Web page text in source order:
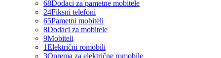
68Dodaci za pametne mobitele
24Fiksni telefoni
65Pametni mobiteli
8Dodaci za mobitele
9Mobiteli
1Električni romobili
3Oprema za električne romobile